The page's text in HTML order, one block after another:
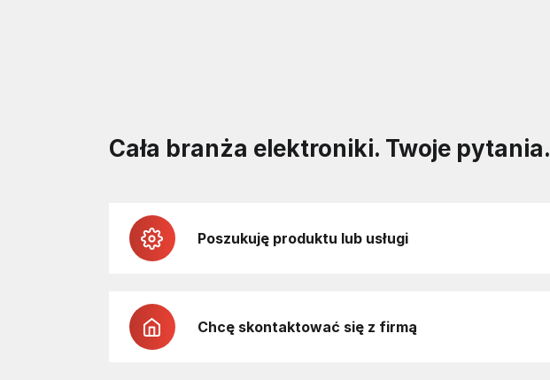
Cała branża elektroniki. Twoje pytania.
Poszukuję produktu lub usługi
Chcę skontaktować się z firmą